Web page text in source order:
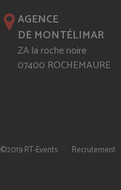
AGENCE
DE MONTÉLIMAR
ZA la roche noire
07400 ROCHEMAURE
©2019 RT-Events - Recrutement